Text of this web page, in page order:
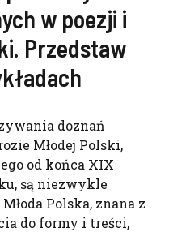
w poezji i
Przedstaw
doznań
Młodej Polski,
od końca XIX
są niezwykle
Polska, znana z
do formy i treści,